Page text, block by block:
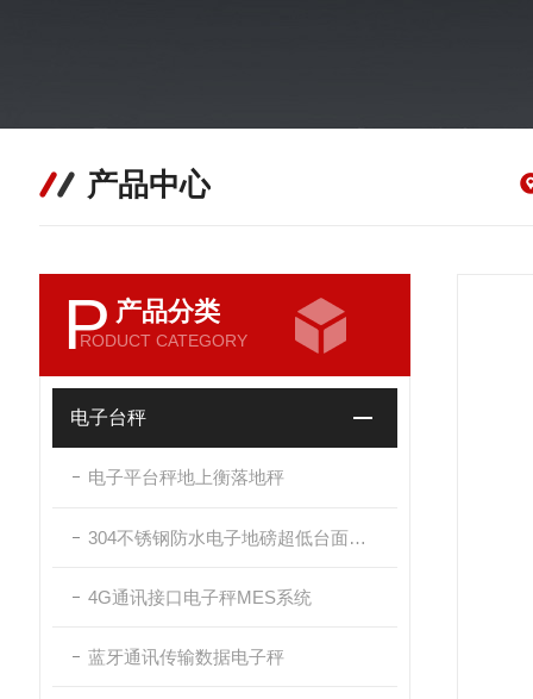
产品中心
P 产品分类
RODUCT CATEGORY
电子台秤
电子平台秤地上衡落地秤
304不锈钢防水电子地磅超低台面带斜坡
4G通讯接口电子秤MES系统
蓝牙通讯传输数据电子秤